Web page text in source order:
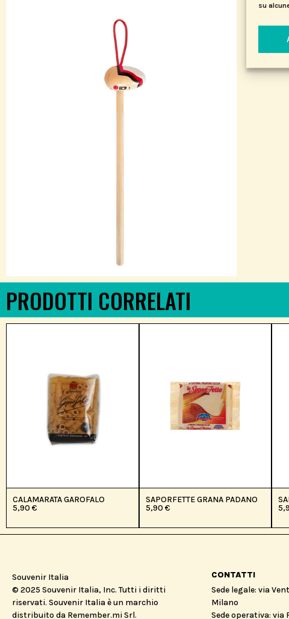
su
PRODOTTI CORRELATI
CALAMARATA GAROFALO
5,90 €
SAPORFETTE GRANA PADANO
5,90 €
Souvenir Italia
© 2025 Souvenir Italia, Inc. Tutti i diritti
riservati. Souvenir Italia è un marchio
distribuito da Remember.mi Srl.
CONTATTI
Sede legale: via
Milano
Sede operativa: via